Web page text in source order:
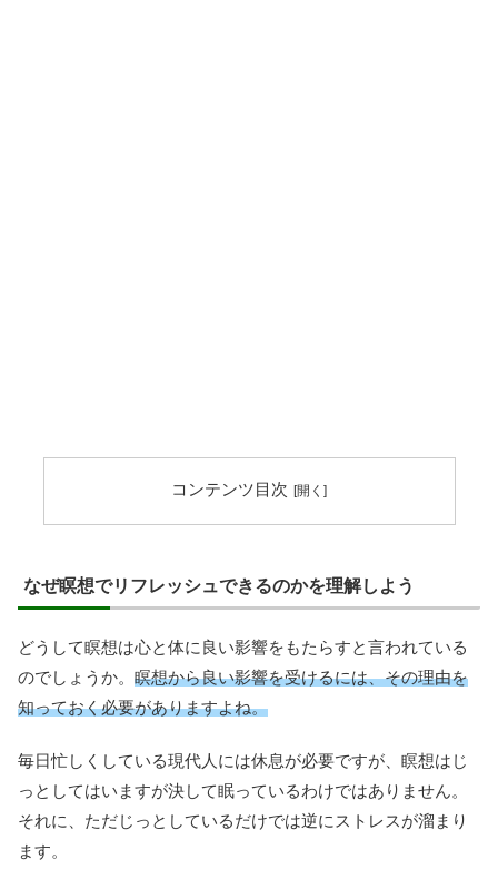
コンテンツ目次
なぜ瞑想でリフレッシュできるのかを理解しよう
どうして瞑想は心と体に良い影響をもたらすと言われている
のでしょうか。 瞑想から良い影響を受けるには、その理由を
知っておく必要がありますよね。
毎日忙しくしている現代人には休息が必要ですが、瞑想はじ
っとしてはいますが決して眠っているわけではありません。
それに、ただじっとしているだけでは逆にストレスが溜まり
ます。